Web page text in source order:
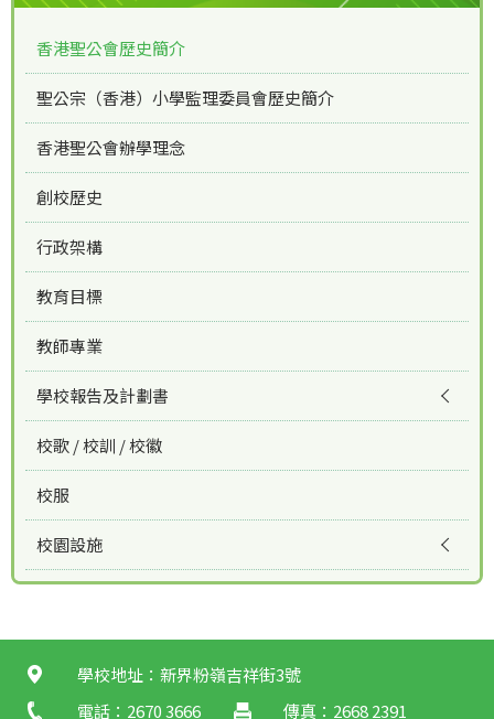
香港聖公會歷史簡介
聖公宗（香港）小學監理委員會歷史簡介
香港聖公會辦學理念
創校歷史
行政架構
教育目標
教師專業
學校報告及計劃書
校歌 / 校訓 / 校徽
校服
校園設施
學校地址：新界粉嶺吉祥街3號
電話：2670 3666
傳真：2668 2391